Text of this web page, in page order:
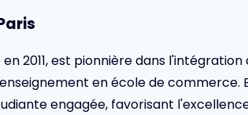
en 2011, est pionnière dans
en école de commerce.
engagée, favorisant